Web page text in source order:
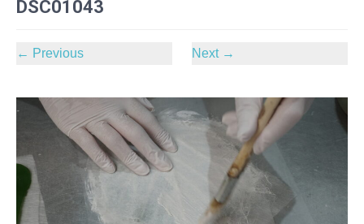
DSC01043
← Previous Next →